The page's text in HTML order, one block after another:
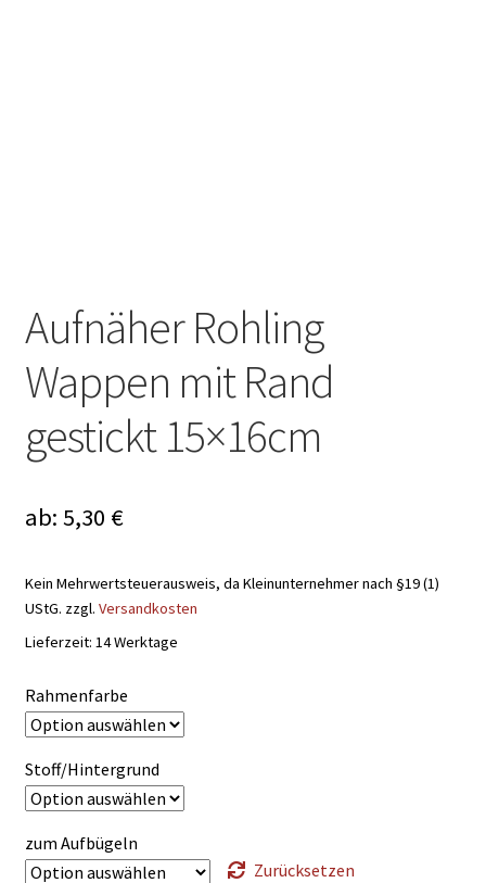
Aufnäher Rohling
Wappen mit Rand
gestickt 15×16cm
ab: 5,30 €
Kein Mehrwertsteuerausweis, da Kleinunternehmer nach §19 (1)
UStG. zzgl. Versandkosten
Lieferzeit: 14 Werktage
Rahmenfarbe
Stoff/Hintergrund
zum Aufbügeln
Zurücksetzen